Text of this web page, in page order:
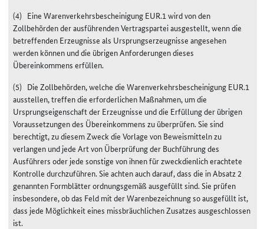
(4) Eine Warenverkehrsbescheinigung EUR.1 wird von den
Zollbehörden der ausführenden Vertragspartei ausgestellt, wenn die
betreffenden Erzeugnisse als Ursprungserzeugnisse angesehen
werden können und die übrigen Anforderungen dieses
Übereinkommens erfüllen.
(5) Die Zollbehörden, welche die Warenverkehrsbescheinigung EUR.1
ausstellen, treffen die erforderlichen Maßnahmen, um die
Ursprungseigenschaft der Erzeugnisse und die Erfüllung der übrigen
Voraussetzungen des Übereinkommens zu überprüfen. Sie sind
berechtigt, zu diesem Zweck die Vorlage von Beweismitteln zu
verlangen und jede Art von Überprüfung der Buchführung des
Ausführers oder jede sonstige von ihnen für zweckdienlich erachtete
Kontrolle durchzuführen. Sie achten auch darauf, dass die in Absatz 2
genannten Formblätter ordnungsgemäß ausgefüllt sind. Sie prüfen
insbesondere, ob das Feld mit der Warenbezeichnung so ausgefüllt ist,
dass jede Möglichkeit eines missbräuchlichen Zusatzes ausgeschlossen
ist.